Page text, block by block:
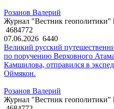
Розанов Валерий
Журнал "Вестник геополитики"
4684772
07.06.2026 6440
Великий русский
по поручению Верховного
Камшилова, отправился в
Оймякон.
Розанов Валерий
Журнал "Вестник геополитики"